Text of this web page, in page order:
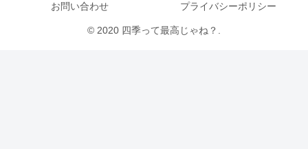
お問い合わせ プライバシーポリシー
© 2020 四季って最高じゃね？.